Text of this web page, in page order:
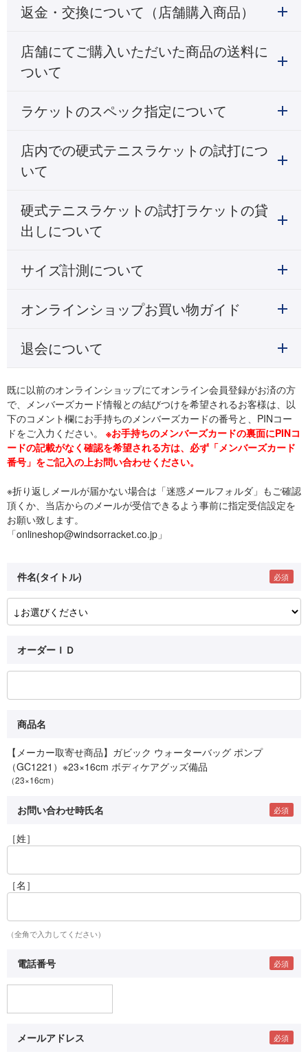
返金・交換について（店舗購入商品）
店舗にてご購入いただいた商品の送料に
ついて
ラケットのスペック指定について
店内での硬式テニスラケットの試打につ
いて
硬式テニスラケットの試打ラケットの貸
出しについて
サイズ計測について
オンラインショップお買い物ガイド
退会について
既に以前のオンラインショップにてオンライン会員登録がお済の方
で、メンバーズカード情報との結びつけを希望されるお客様は、以
下のコメント欄にお手持ちのメンバーズカードの番号と、PINコー
ドをご入力ください。 ※お手持ちのメンバーズカードの裏面にPINコ
ードの記載がなく確認を希望される方は、必ず「メンバーズカード
番号」をご記入の上お問い合わせください。
※折り返しメールが届かない場合は「迷惑メールフォルダ」もご確認
頂くか、当店からのメールが受信できるよう事前に指定受信設定を
お願い致します。
「onlineshop@windsorracket.co.jp」
件名(タイトル)
オーダーＩＤ
商品名
【メーカー取寄せ商品】ガビック ウォーターバッグ ポンプ
（GC1221）※23×16cm ボディケアグッズ備品
（23×16cm）
お問い合わせ時氏名
［姓］
［名］
（全角で入力してください）
電話番号
メールアドレス